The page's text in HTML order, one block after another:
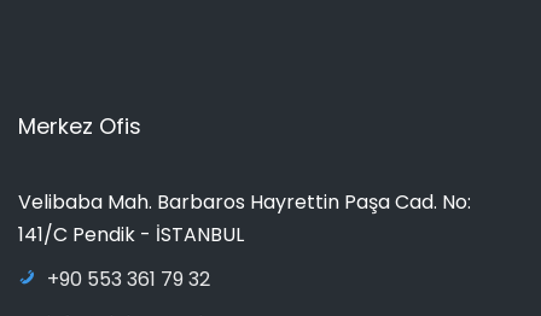
Merkez Ofis
Velibaba Mah. Barbaros Hayrettin Paşa Cad. No:
141/C Pendik - İSTANBUL
+90 553 361 79 32